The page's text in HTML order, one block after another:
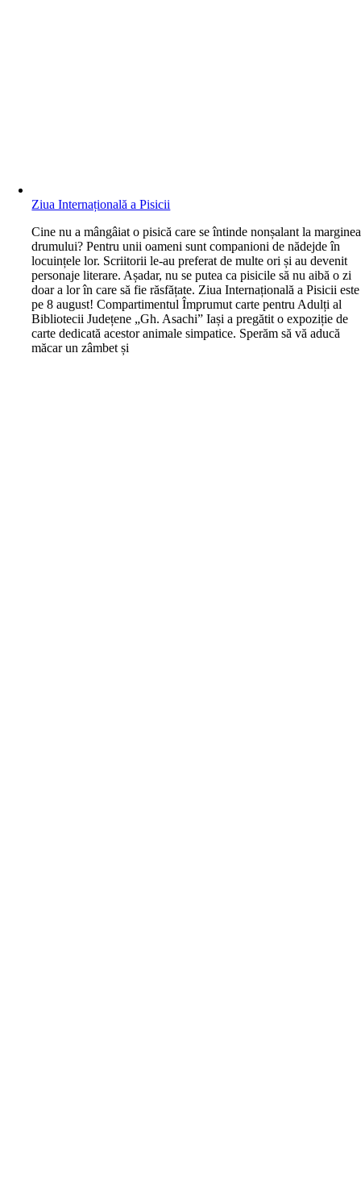
Ziua Internațională a Pisicii
Cine nu a mângâiat o pisică care se întinde nonșalant la marginea
drumului? Pentru unii oameni sunt companioni de nădejde în
locuințele lor. Scriitorii le-au preferat de multe ori și au devenit
personaje literare. Așadar, nu se putea ca pisicile să nu aibă o zi
doar a lor în care să fie răsfățate. Ziua Internațională a Pisicii este
pe 8 august! Compartimentul Împrumut carte pentru Adulți al
Bibliotecii Județene „Gh. Asachi” Iași a pregătit o expoziție de
carte dedicată acestor animale simpatice. Sperăm să vă aducă
măcar un zâmbet și